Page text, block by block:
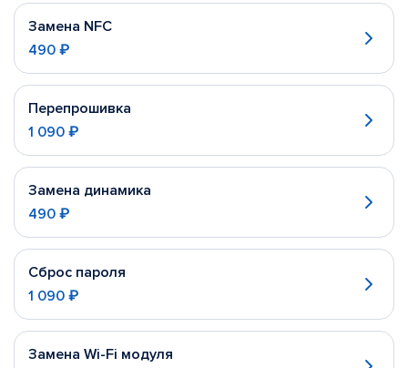
Замена NFC
490 ₽
Перепрошивка
1 090 ₽
Замена динамика
490 ₽
Сброс пароля
1 090 ₽
Замена Wi-Fi модуля